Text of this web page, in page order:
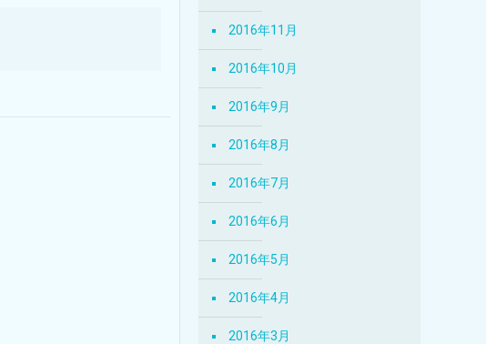
2016年11月
2016年10月
2016年9月
2016年8月
2016年7月
2016年6月
2016年5月
2016年4月
2016年3月